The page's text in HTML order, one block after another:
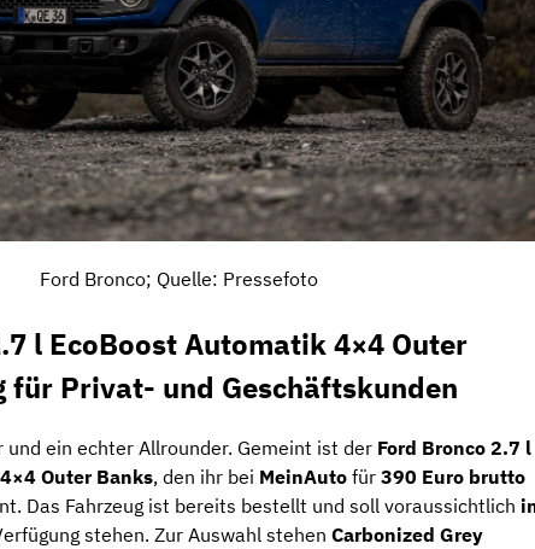
Ford Bronco; Quelle: Pressefoto
l EcoBoost Automatik 4×4 Outer
für Privat- und Geschäftskunden
und ein echter Allrounder. Gemeint ist der Ford Bronco 2.7 l
Outer Banks, den ihr bei MeinAuto für 390 Euro brutto
Das Fahrzeug ist bereits bestellt und soll voraussichtlich
stehen. Zur Auswahl stehen Carbonized Grey